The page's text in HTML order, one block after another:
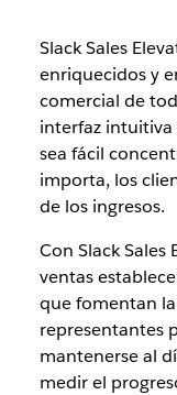
Slack Sales
enriquecidos y
comercial de
interfaz intuitiva
sea fácil
importa, los
de los ingresos.
Con Slack Sales
ventas
que fomentan
representantes
mantenerse al
medir el